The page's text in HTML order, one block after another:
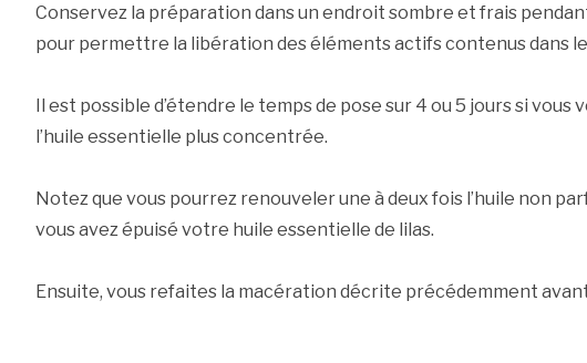
Conservez la préparation dans un endroit sombre et frais
pour permettre la libération des éléments actifs contenus dans
Il est possible d’étendre le temps de pose sur 4 ou 5 jours si vous
l’huile essentielle plus concentrée.
Notez que vous pourrez renouveler une à deux fois l’huile non
vous avez épuisé votre huile essentielle de lilas.
Ensuite, vous refaites la macération décrite précédemment